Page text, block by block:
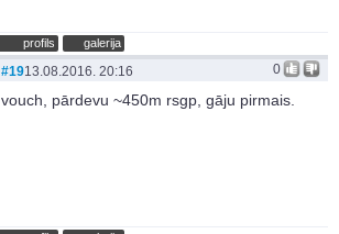
profils galerija
0
#1913.08.2016. 20:16
vouch, pārdevu ~450m rsgp, gāju pirmais.